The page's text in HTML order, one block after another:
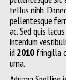
tellus nibh.
pellentesque
ac. Sed quis
interdum
id 2010 fringilla
urna.